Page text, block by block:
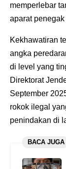
memperlebar
aparat penegak
Kekhawatiran
angka
di level yang
Direktorat
September
rokok ilegal
penindakan di
BACA JUGA